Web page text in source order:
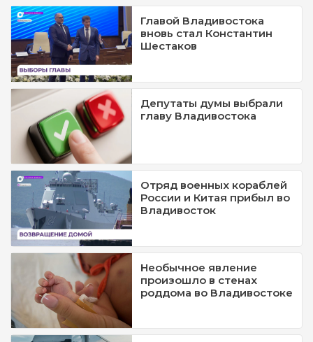
Главой Владивостока
вновь стал Константин
Шестаков
Депутаты думы выбрали
главу Владивостока
Отряд военных кораблей
России и Китая прибыл во
Владивосток
Необычное явление
произошло в стенах
роддома во Владивостоке